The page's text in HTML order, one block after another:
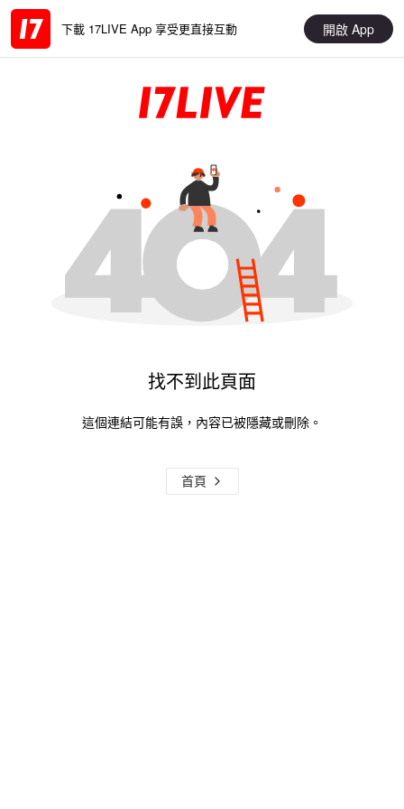
下載 17LIVE App 享受更直接互動 開啟 App
找不到此頁面
這個連結可能有誤，內容已被隱藏或刪除。
首頁